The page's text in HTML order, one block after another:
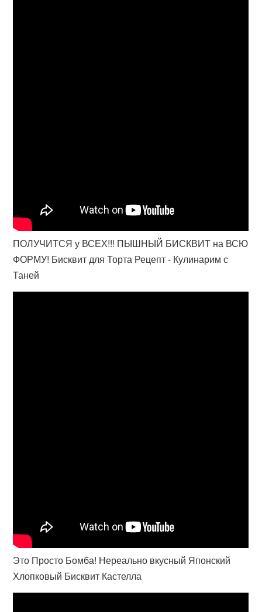
ПОЛУЧИТСЯ у ВСЕХ!!! ПЫШНЫЙ БИСКВИТ на ВСЮ
ФОРМУ! Бисквит для Торта Рецепт - Кулинарим с
Таней
Это Просто Бомба! Нереально вкусный Японский
Хлопковый Бисквит Кастелла